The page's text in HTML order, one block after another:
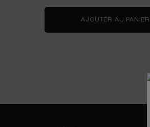
AJOUTER AU PANIER